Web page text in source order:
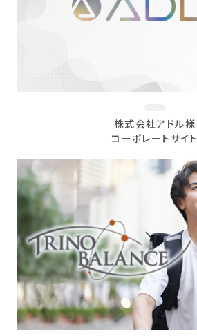
株式会社アドル様
コーポレートサイト